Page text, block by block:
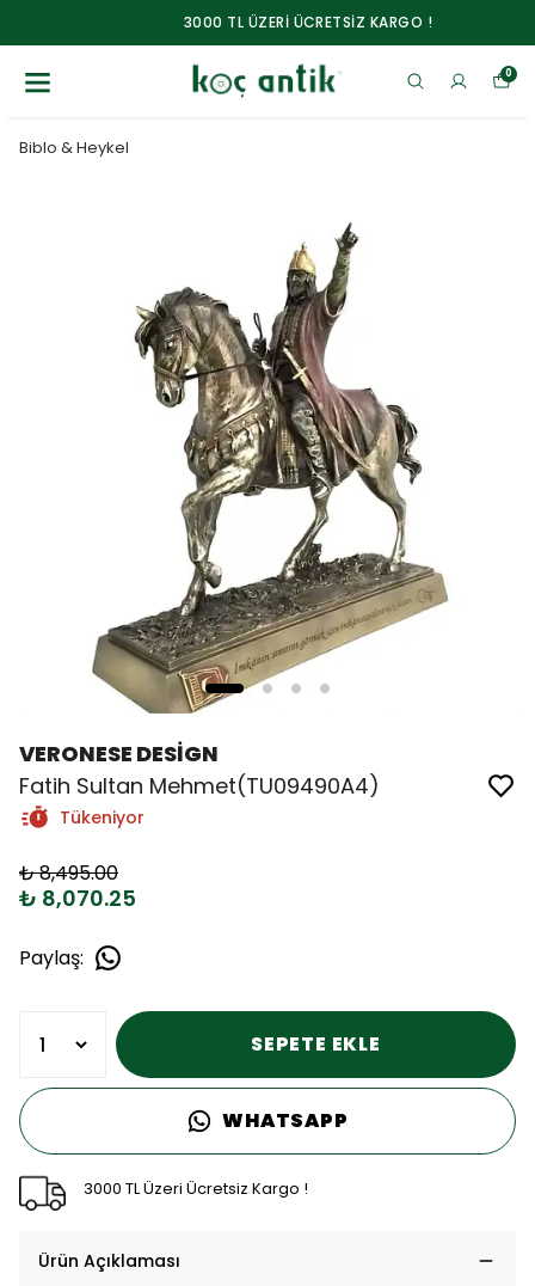
3000 TL ÜZERİ ÜCRETSİZ KARGO !
0
Biblo & Heykel
VERONESE DESİGN
Fatih Sultan Mehmet(TU09490A4)
Tükeniyor
₺ 8,495.00
₺ 8,070.25
Paylaş:
SEPETE EKLE
WHATSAPP
3000 TL Üzeri Ücretsiz Kargo !
Ürün Açıklaması